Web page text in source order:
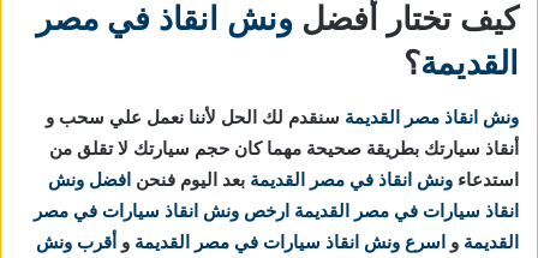
كيف تختار أفضل ونش انقاذ في مصر
القديمة؟
ونش انقاذ مصر القديمة سنقدم لك الحل لأننا نعمل علي سحب و
أنقاذ سيارتك بطريقة صحيحة مهما كان حجم سيارتك لا تقلق من
استدعاء ونش انقاذ في مصر القديمة بعد اليوم فنحن افضل ونش
انقاذ سيارات في مصر القديمة ارخص ونش انقاذ سيارات في مصر
القديمة و اسرع ونش انقاذ سيارات في مصر القديمة و أقرب ونش